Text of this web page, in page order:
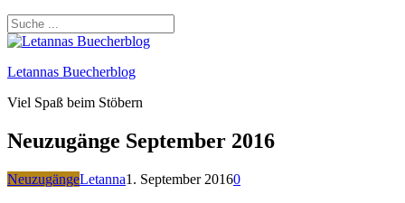
Letannas Buecherblog
Viel Spaß beim Stöbern
Neuzugänge September 2016
NeuzugängeLetanna1. September 20160